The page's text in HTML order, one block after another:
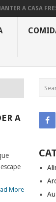
A CASA
A
More